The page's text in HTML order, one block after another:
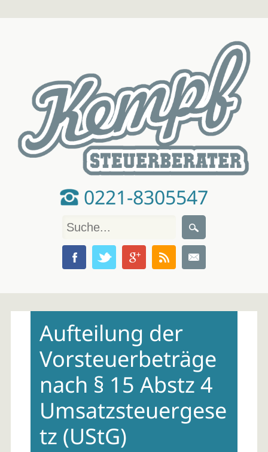
0221-8305547
contentAufteilung der
Vorsteuerbeträge
nach § 15 Abstz 4
Umsatzsteuergese
tz (UStG)